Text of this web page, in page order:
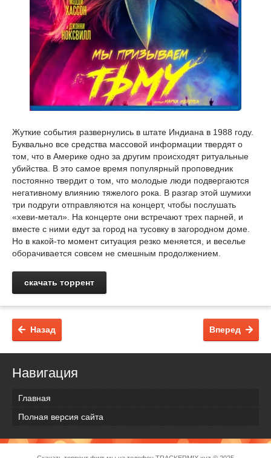
Жуткие события развернулись в штате Индиана в 1988 году.
Буквально все средства массовой информации твердят о
том, что в Америке одно за другим происходят ритуальные
убийства. В это самое время популярный проповедник
постоянно твердит о том, что молодые люди подвергаются
негативному влиянию тяжелого рока. В разгар этой шумихи
три подруги отправляются на концерт, чтобы послушать
«хеви-метал». На концерте они встречают трех парней, и
вместе с ними едут за город на тусовку в загородном доме.
Но в какой-то момент ситуация резко меняется, и веселье
оборачивается совсем не смешным продолжением.
скачать торрент
Назад Вперед
Навигация
Главная
Полная версия сайта